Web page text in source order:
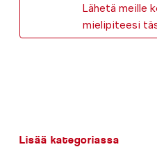
Lähetä meille
mielipiteesi
Lisää kategoriassa